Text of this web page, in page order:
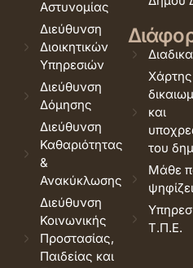
Αστυνομίας
Διεύθυνση
Διοικητικών
Υπηρεσιών
Διεύθυνση
Δόμησης
Διεύθυνση
Καθαριότητας
&
Ανακύκλωσης
Διεύθυνση
Κοινωνικής
Προστασίας,
Παιδείας και
Χάρτης
και
του
Μάθε
Τ.Π.Ε.